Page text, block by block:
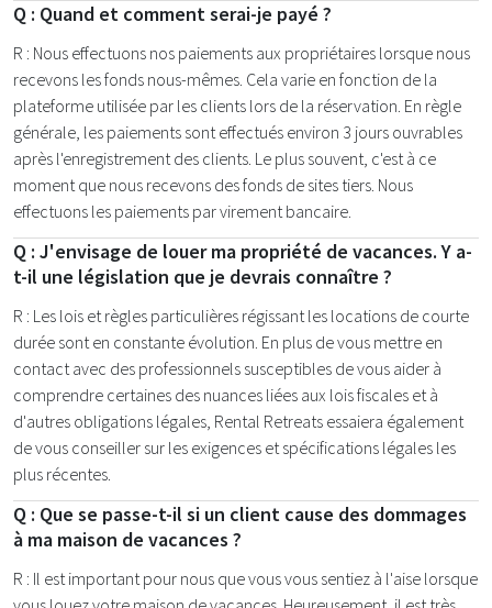
Q : Quand et comment serai-je payé ?
R : Nous effectuons nos paiements aux propriétaires lorsque nous
recevons les fonds nous-mêmes. Cela varie en fonction de la
plateforme utilisée par les clients lors de la réservation. En règle
générale, les paiements sont effectués environ 3 jours ouvrables
après l'enregistrement des clients. Le plus souvent, c'est à ce
moment que nous recevons des fonds de sites tiers. Nous
effectuons les paiements par virement bancaire.
Q : J'envisage de louer ma propriété de vacances. Y a-
t-il une législation que je devrais connaître ?
R : Les lois et règles particulières régissant les locations de courte
durée sont en constante évolution. En plus de vous mettre en
contact avec des professionnels susceptibles de vous aider à
comprendre certaines des nuances liées aux lois fiscales et à
d'autres obligations légales, Rental Retreats essaiera également
de vous conseiller sur les exigences et spécifications légales les
plus récentes.
Q : Que se passe-t-il si un client cause des dommages
à ma maison de vacances ?
R : Il est important pour nous que vous vous sentiez à l'aise lorsque